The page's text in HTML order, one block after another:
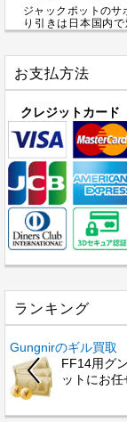
ジャックポットのサ
り引きは日本国内
お支払方法
クレジットカード
ランキング
Gungnirのギル買取
FF14用グ
ットにお